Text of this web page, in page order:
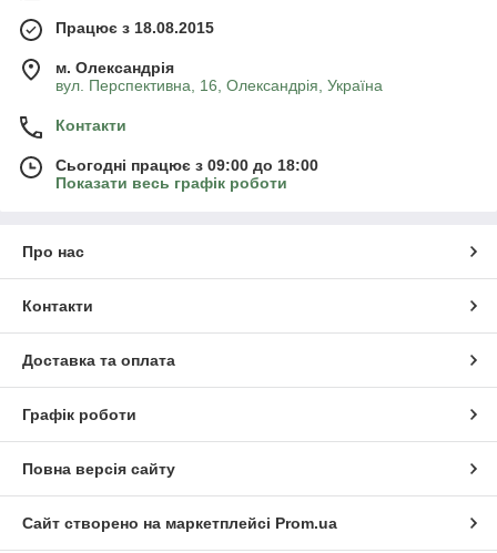
Працює з 18.08.2015
м. Олександрія
вул. Перспективна, 16, Олександрія, Україна
Контакти
Сьогодні працює з 09:00 до 18:00
Показати весь графік роботи
Про нас
Контакти
Доставка та оплата
Графік роботи
Повна версія сайту
Сайт створено на маркетплейсі Prom.ua